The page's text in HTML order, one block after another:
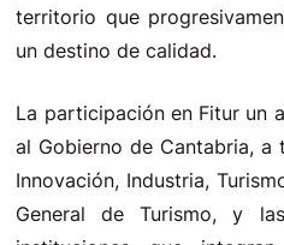
territorio que
un destino de calidad.
La participación en Fitur un
al Gobierno de Cantabria, a
Innovación, Industria,
General de Turismo, y